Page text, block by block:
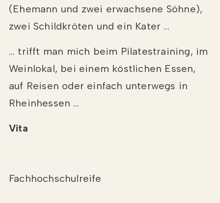
(Ehemann und zwei erwachsene Söhne),
zwei Schildkröten und ein Kater …
… trifft man mich beim Pilatestraining, im
Weinlokal, bei einem köstlichen Essen,
auf Reisen oder einfach unterwegs in
Rheinhessen …
Vita
Fachhochschulreife